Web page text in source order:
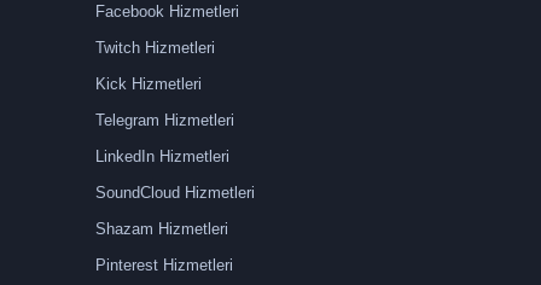
Facebook Hizmetleri
Twitch Hizmetleri
Kick Hizmetleri
Telegram Hizmetleri
LinkedIn Hizmetleri
SoundCloud Hizmetleri
Shazam Hizmetleri
Pinterest Hizmetleri